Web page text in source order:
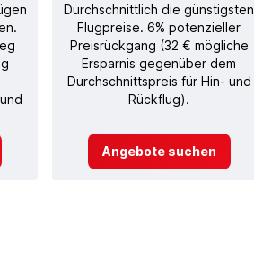
Durchschnittlich die günstigsten
Flugpreise. 6% potenzieller
Preisrückgang (32 € mögliche
Ersparnis gegenüber dem
Durchschnittspreis für Hin- und
Rückflug).
Angebote suchen